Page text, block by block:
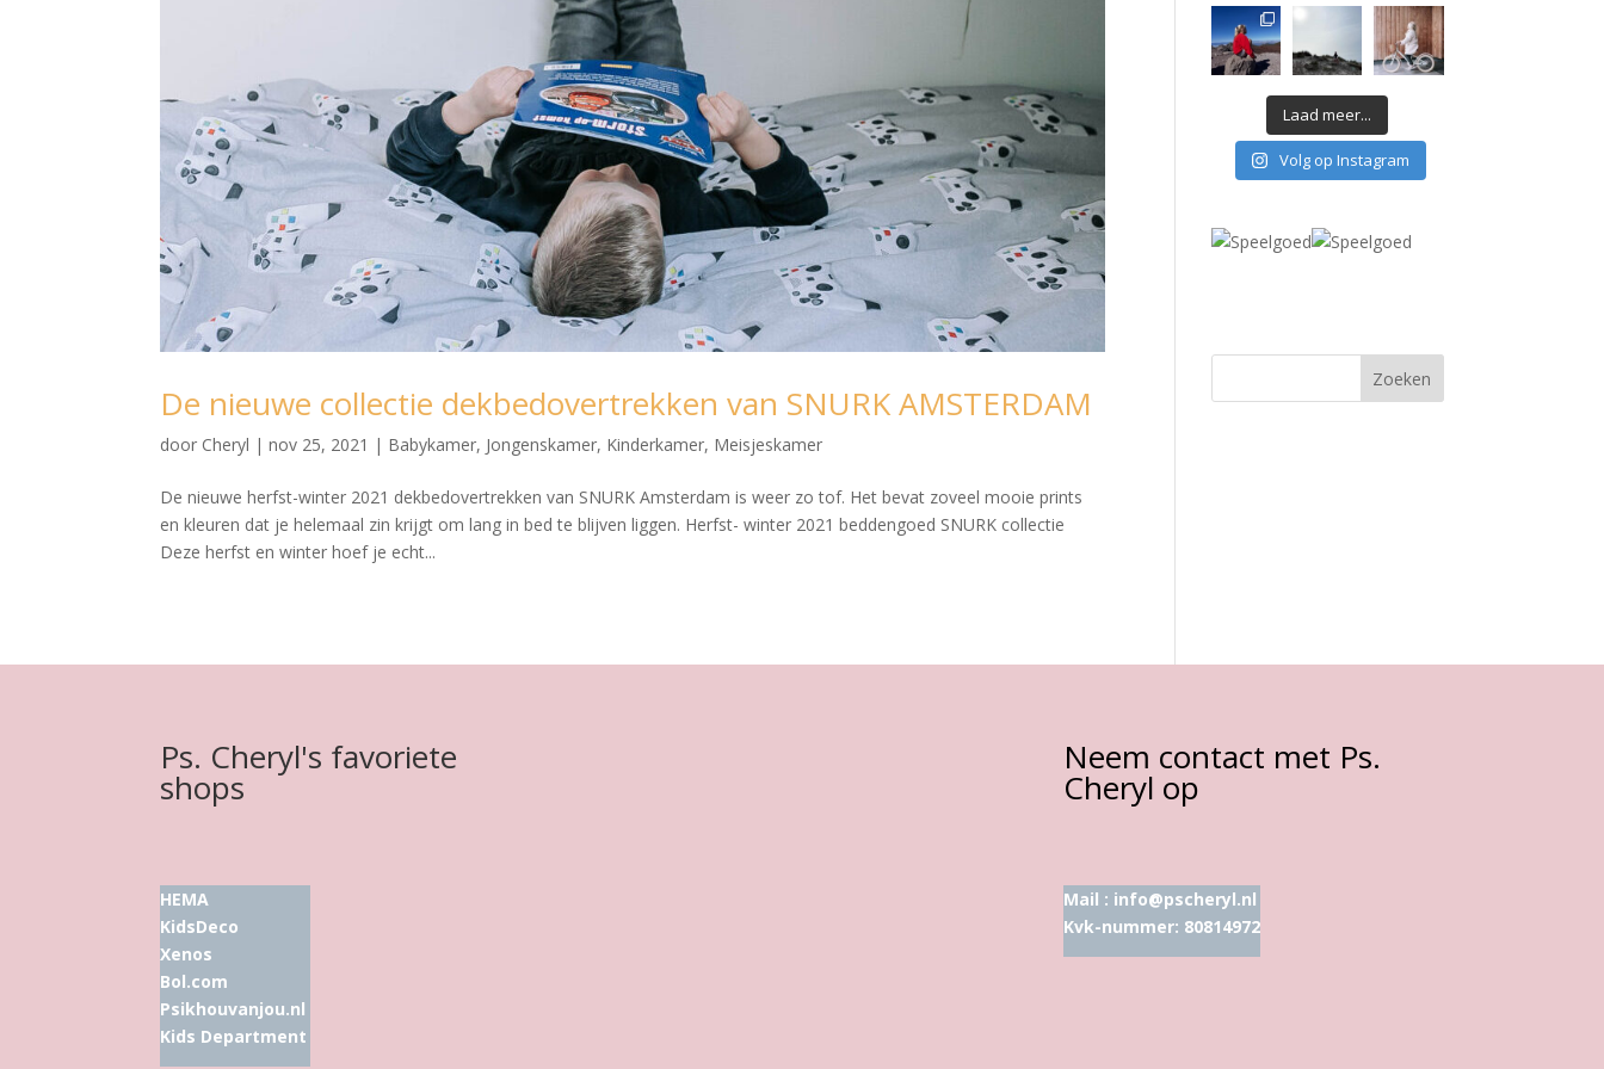
De nieuwe collectie dekbedovertrekken van SNURK AMSTERDAM
door Cheryl |nov 25, 2021 | Babykamer, Jongenskamer, Kinderkamer, Meisjeskamer
De nieuwe herfst-winter 2021 dekbedovertrekken van SNURK Amsterdam is weer zo tof. Het bevat zoveel mooie prints
en kleuren dat je helemaal zin krijgt om lang in bed te blijven liggen. Herfst- winter 2021 beddengoed SNURK collectie
Deze herfst en winter hoef je echt...
Laad meer...
Volg op Instagram
Ps. Cheryl's favoriete
shops
HEMA
KidsDeco
Xenos
Bol.com
Psikhouvanjou.nl
Kids Department
Neem contact met Ps.
Cheryl op
Mail : info@pscheryl.nl
Kvk-nummer: 80814972